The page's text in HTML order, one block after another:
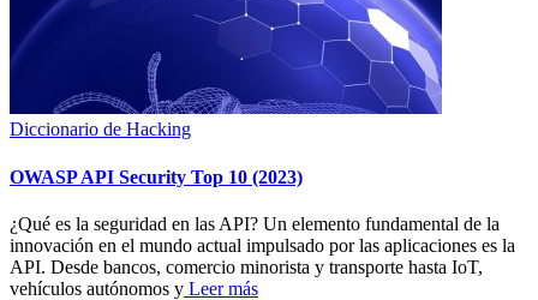
Diccionario de Hacking
OWASP API Security Top 10 (2023)
¿Qué es la seguridad en las API? Un elemento fundamental de la
innovación en el mundo actual impulsado por las aplicaciones es la
API. Desde bancos, comercio minorista y transporte hasta IoT,
vehículos autónomos y Leer más